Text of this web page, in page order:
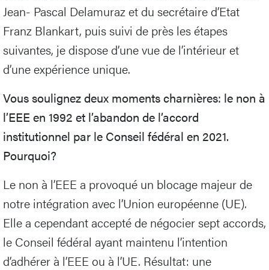
Jean- Pascal Delamuraz et du secrétaire d’Etat
Franz Blankart, puis suivi de près les étapes
suivantes, je dispose d’une vue de l’intérieur et
d’une expérience unique.
Vous soulignez deux moments charnières: le non à
l’EEE en 1992 et l’abandon de l’accord
institutionnel par le Conseil fédéral en 2021.
Pourquoi?
Le non à l’EEE a provoqué un blocage majeur de
notre intégration avec l’Union européenne (UE).
Elle a cependant accepté de négocier sept accords,
le Conseil fédéral ayant maintenu l’intention
d’adhérer à l’EEE ou à l’UE. Résultat: une